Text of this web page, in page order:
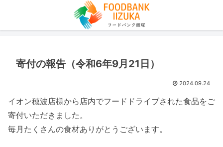
寄付の報告（令和6年9月21日）
2024.09.24
イオン穂波店様から店内でフードドライブされた食品をご
寄付いただきました。
毎月たくさんの食材ありがとうございます。